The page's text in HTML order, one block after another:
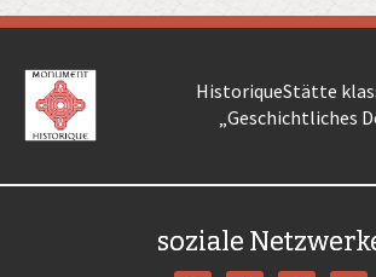
HistoriqueStätte
„Geschichtliches
soziale